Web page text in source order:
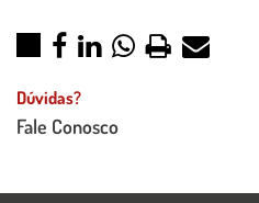
Dúvidas?
Fale Conosco